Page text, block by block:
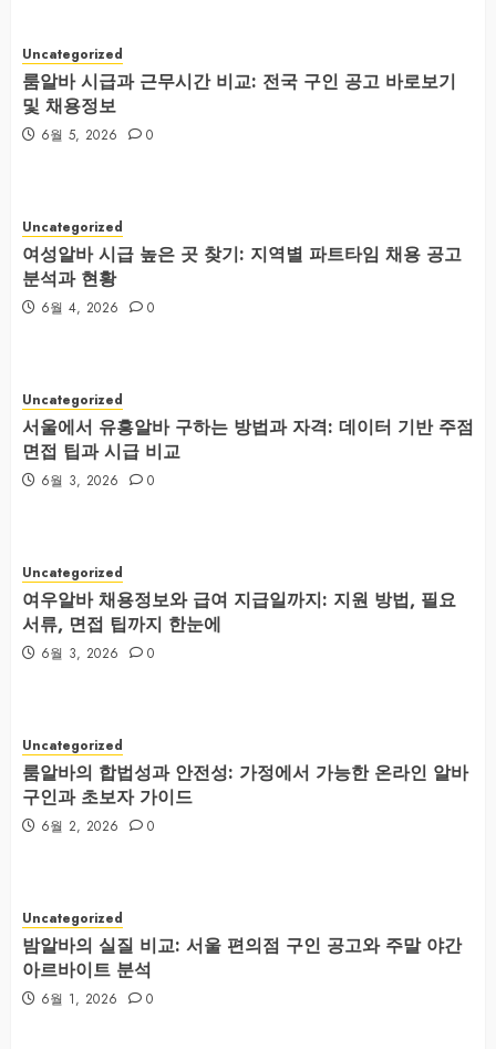
Uncategorized
룸알바 시급과 근무시간 비교: 전국 구인 공고 바로보기
및 채용정보
6월 5, 2026 0
Uncategorized
여성알바 시급 높은 곳 찾기: 지역별 파트타임 채용 공고
분석과 현황
6월 4, 2026 0
Uncategorized
서울에서 유흥알바 구하는 방법과 자격: 데이터 기반 주점
면접 팁과 시급 비교
6월 3, 2026 0
Uncategorized
여우알바 채용정보와 급여 지급일까지: 지원 방법, 필요
서류, 면접 팁까지 한눈에
6월 3, 2026 0
Uncategorized
룸알바의 합법성과 안전성: 가정에서 가능한 온라인 알바
구인과 초보자 가이드
6월 2, 2026 0
Uncategorized
밤알바의 실질 비교: 서울 편의점 구인 공고와 주말 야간
아르바이트 분석
6월 1, 2026 0